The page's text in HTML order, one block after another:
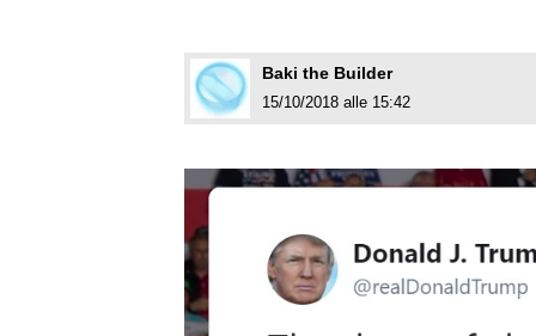
Baki the Builder
15/10/2018 alle 15:42